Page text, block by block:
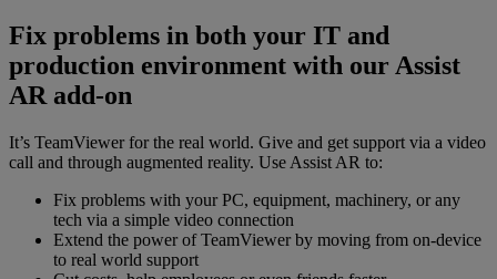
Fix problems in both your IT and
production environment with our Assist
AR add-on
It’s TeamViewer for the real world. Give and get support via a video
call and through augmented reality. Use Assist AR to:
Fix problems with your PC, equipment, machinery, or any
tech via a simple video connection
Extend the power of TeamViewer by moving from on-device
to real world support